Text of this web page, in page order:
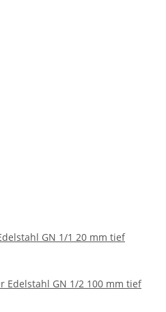
GN 1/1 20 mm tief